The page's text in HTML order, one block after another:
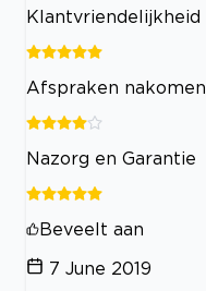
Klantvriendelijkheid
Afspraken nakomen
Nazorg en Garantie
Beveelt aan
7 June 2019